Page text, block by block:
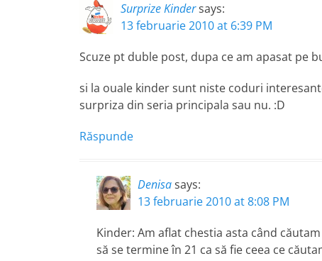
Surprize Kindersays:
13 februarie 2010 at 6:39 PM
Scuze pt duble post, dupa ce am apasat pe
si la ouale kinder sunt niste coduri
surpriza din seria principala sau nu. :D
Răspunde
Denisasays:
13 februarie 2010 at 8:08 PM
Kinder: Am aflat chestia asta când
să se termine în 21 ca să fie ceea ce